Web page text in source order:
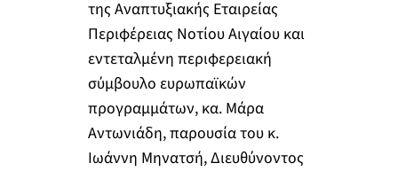
της Αναπτυξιακής Εταιρείας
Περιφέρειας Νοτίου Αιγαίου και
εντεταλμένη περιφερειακή
σύμβουλο ευρωπαϊκών
προγραμμάτων, κα. Μάρα
Αντωνιάδη, παρουσία του κ.
Ιωάννη Μηνατσή, Διευθύνοντος